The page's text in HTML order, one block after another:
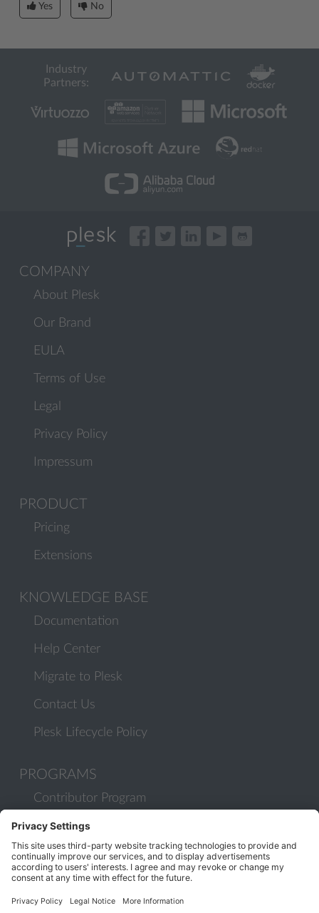
Yes No
Industry
Partners:
COMPANY
About Plesk
Our Brand
EULA
Terms of Use
Legal
Privacy Policy
Impressum
PRODUCT
Pricing
Extensions
KNOWLEDGE BASE
Documentation
Help Center
Migrate to Plesk
Contact Us
Plesk Lifecycle Policy
PROGRAMS
Contributor Program
Partner Program
COMMUNITY